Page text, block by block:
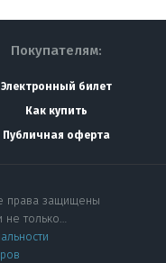
Покупателям:
Электронный билет
Как купить
Публичная оферта
права защищены
не только…